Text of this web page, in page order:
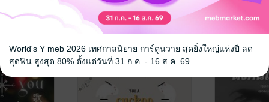
World's Y meb 2026 เทศกาลนิยาย การ์ตูนวาย สุดยิ่งใหญ่แห่งปี ลด
สุดฟิน สูงสุด 80% ตั้งแต่วันที่ 31 ก.ค. - 16 ส.ค. 69